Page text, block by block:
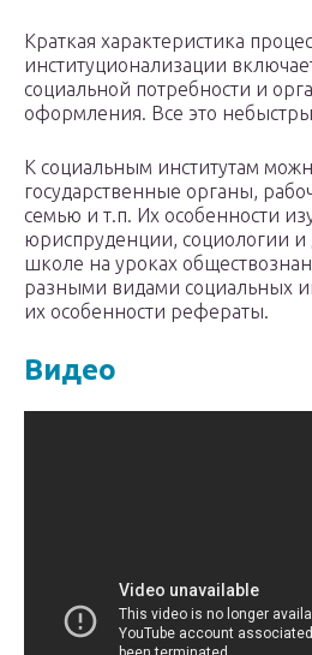
Краткая характеристика
институционализации
социальной потребности и
оформления. Все это
К социальным институтам
государственные органы,
семью и т.п. Их особенности
юриспруденции, социологии и
школе на уроках
разными видами социальных
их особенности рефераты.
Видео